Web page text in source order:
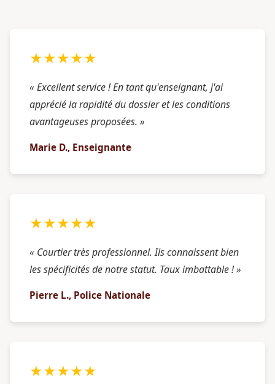
★★★★★
« Excellent service ! En tant qu'enseignant, j'ai
apprécié la rapidité du dossier et les conditions
avantageuses proposées. »
Marie D., Enseignante
★★★★★
« Courtier très professionnel. Ils connaissent bien
les spécificités de notre statut. Taux imbattable ! »
Pierre L., Police Nationale
★★★★★